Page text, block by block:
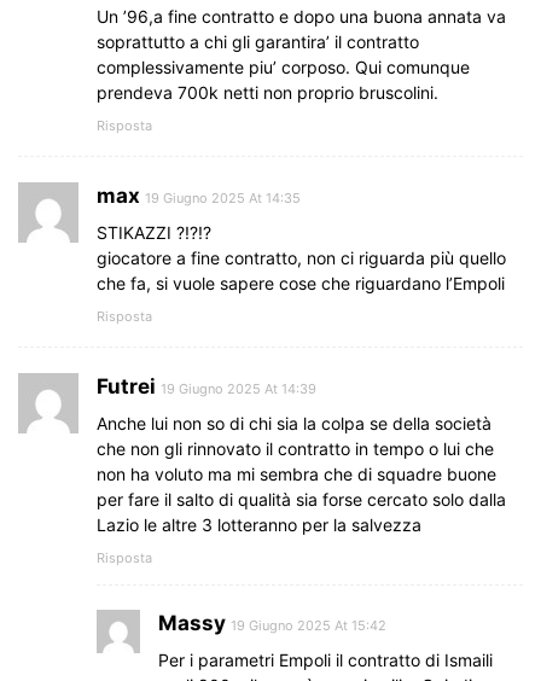
Un ’96,a fine contratto e dopo una buona annata va
soprattutto a chi gli garantira’ il contratto
complessivamente piu’ corposo. Qui comunque
prendeva 700k netti non proprio bruscolini.
Risposta
max 19 Giugno 2025 At 14:35
STIKAZZI ?!?!?
giocatore a fine contratto, non ci riguarda più quello
che fa, si vuole sapere cose che riguardano l’Empoli
Risposta
Futrei 19 Giugno 2025 At 14:39
Anche lui non so di chi sia la colpa se della società
che non gli rinnovato il contratto in tempo o lui che
non ha voluto ma mi sembra che di squadre buone
per fare il salto di qualità sia forse cercato solo dalla
Lazio le altre 3 lotteranno per la salvezza
Risposta
Massy 19 Giugno 2025 At 15:42
Per i parametri Empoli il contratto di Ismaili